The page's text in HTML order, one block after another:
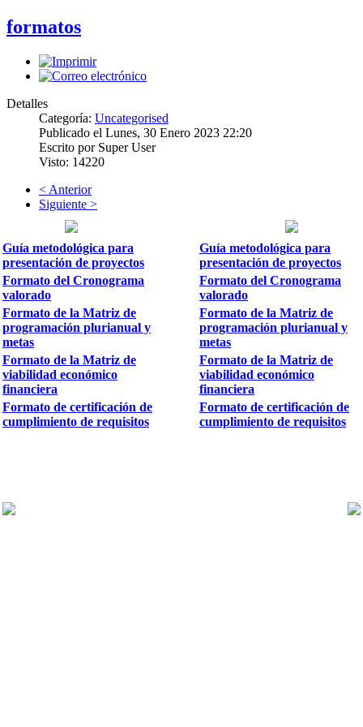
formatos
Detalles
Categoría: Uncategorised
Publicado el Lunes, 30 Enero 2023 22:20
Escrito por Super User
Visto: 14220
Guía metodológica para
presentación de proyectos
Guía metodológica para
presentación de proyectos
Formato del Cronograma
valorado
Formato del Cronograma
valorado
Formato de la Matriz de
programación plurianual y
metas
Formato de la Matriz de
programación plurianual y
metas
Formato de la Matriz de
viabilidad económico
financiera
Formato de la Matriz de
viabilidad económico
financiera
Formato de certificación de
cumplimiento de requisitos
Formato de certificación de
cumplimiento de requisitos
< Anterior
Siguiente >